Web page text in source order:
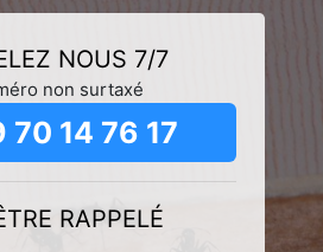
NOUS 7/7
non surtaxé
70 14 76 17
RAPPELÉ